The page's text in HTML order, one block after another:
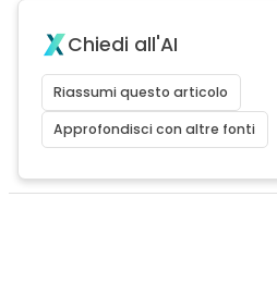
Chiedi all'AI
Riassumi questo articolo
Approfondisci con altre fonti